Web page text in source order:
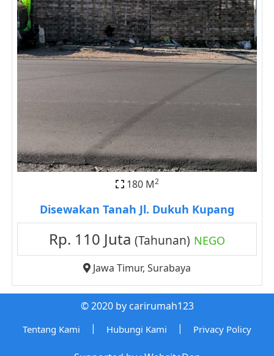
180 M2
Disewakan Tanah Jl. Dukuh Kupang
Rp. 110 Juta (Tahunan) NEGO
Jawa Timur, Surabaya
© 2020 by carirumah123
Tentang Kami | Hubungi Kami | Privacy Policy